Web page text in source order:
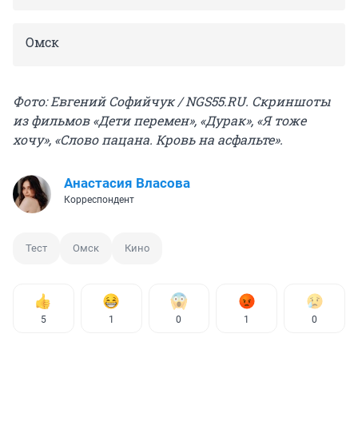
Омск
Фото: Евгений Софийчук / NGS55.RU. Скриншоты
из фильмов «Дети перемен», «Дурак», «Я тоже
хочу», «Слово пацана. Кровь на асфальте».
Анастасия Власова
Корреспондент
Тест Омск Кино
5 1 0 1 0